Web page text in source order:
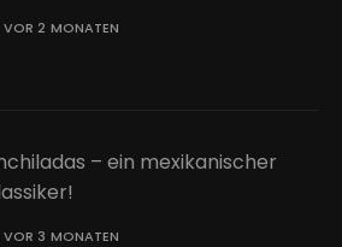
VOR 2 MONATEN
– ein mexikanischer
VOR 3 MONATEN